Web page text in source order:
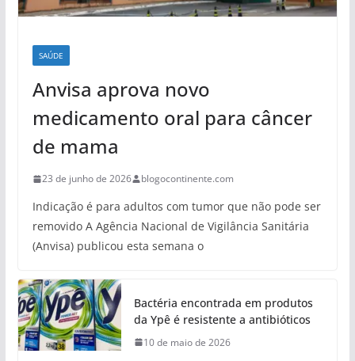
SAÚDE
Anvisa aprova novo
medicamento oral para câncer
de mama
23 de junho de 2026 blogocontinente.com
Indicação é para adultos com tumor que não pode ser
removido A Agência Nacional de Vigilância Sanitária
(Anvisa) publicou esta semana o
Bactéria encontrada em produtos
da Ypê é resistente a antibióticos
10 de maio de 2026